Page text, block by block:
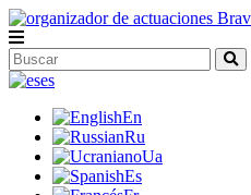
es
En
Ru
Ua
Es